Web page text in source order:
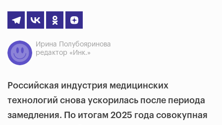
Ирина Полубояринова
редактор «Инк.»
Российская индустрия медицинских
технологий снова ускорилась после периода
замедления. По итогам 2025 года совокупная